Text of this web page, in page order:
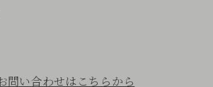
問い合わせはこちらから